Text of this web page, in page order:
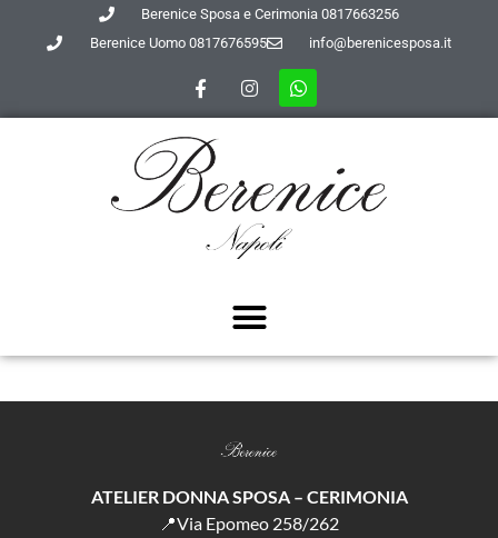
Berenice Sposa e Cerimonia 0817663256
Berenice Uomo 0817676595
info@berenicesposa.it
ATELIER DONNA SPOSA – CERIMONIA
📍Via Epomeo 258/262